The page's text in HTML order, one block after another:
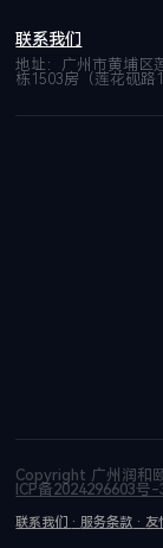
联系我们
地址：广州市黄埔区
栋1503房（莲花砚路
Copyright 广州润和
ICP备2024296603号-
联系我们 服务条款 友